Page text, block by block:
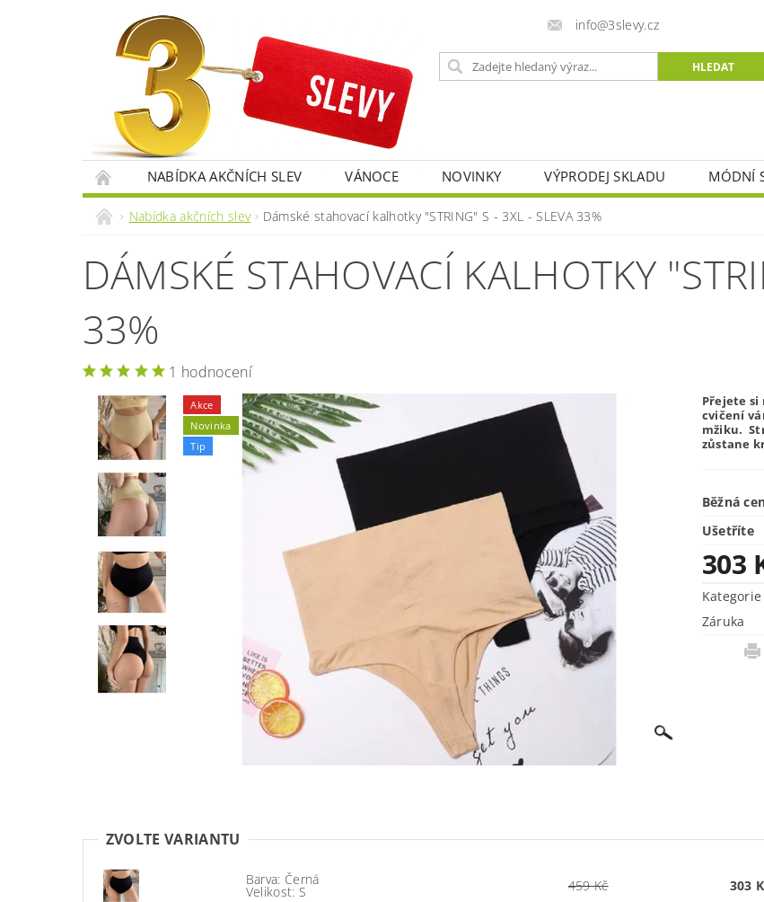
info@3slevy.cz
NABÍDKA AKČNÍCH SLEV VÁNOCE NOVINKY VÝPRODEJ SKLADU MÓDNÍ
RECENZE OBCHODU 3SLEVY.CZ
Nabídka akčních slev Dámské stahovací kalhotky "STRING" S - 3XL - SLEVA 33%
DÁMSKÉ STAHOVACÍ KALHOTKY
33%
1 hodnocení
Akce
Novinka
Tip
Přejete
cvičení
mžiku.
zůstane
Běžná
Ušetříte
303
Kategorie
Záruka
ZVOLTE VARIANTU
Barva: Černá
Velikost: S 459 Kč 303